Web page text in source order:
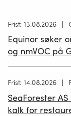
Høring
publisert
02.07.2026
Frist: 13.08.2026
Equinor søker
og nmVOC på
Høring
19.06.2026
Frist: 14.08.2026
SeaForester
kalk for